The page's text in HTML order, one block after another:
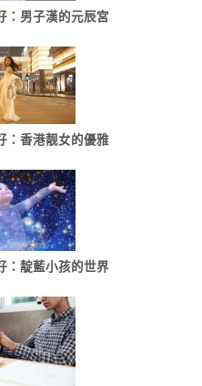
：男子漢的元辰宮
：香港靓女的優雅
：靛藍小孩的世界